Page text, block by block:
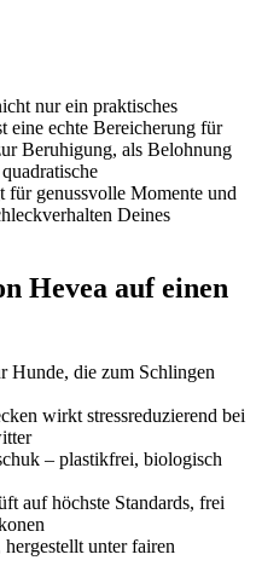
nur ein praktisches
eine echte Bereicherung für
Beruhigung, als Belohnung
für genussvolle Momente und
Deines
Hevea auf einen
Hunde, die zum Schlingen
wirkt stressreduzierend bei
– plastikfrei, biologisch
auf höchste Standards, frei
unter fairen